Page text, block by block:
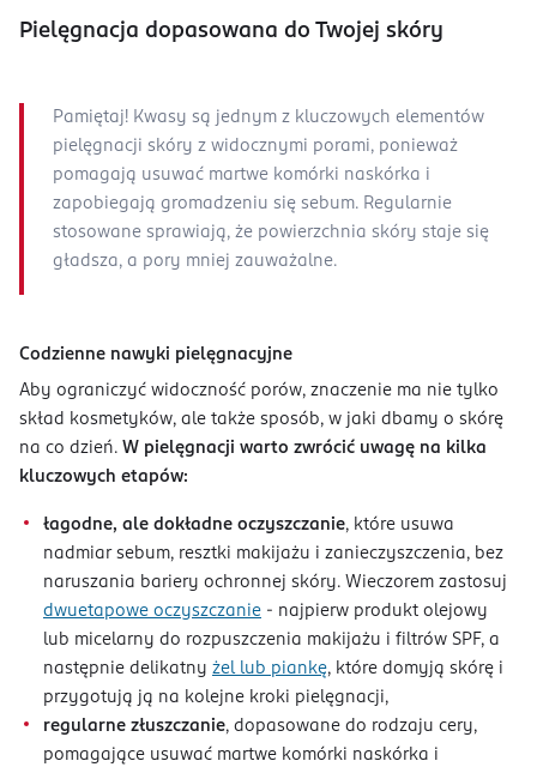
Pielęgnacja dopasowana do Twojej skóry
Pamiętaj! Kwasy są jednym z kluczowych elementów
pielęgnacji skóry z widocznymi porami, ponieważ
pomagają usuwać martwe komórki naskórka i
zapobiegają gromadzeniu się sebum. Regularnie
stosowane sprawiają, że powierzchnia skóry staje się
gładsza, a pory mniej zauważalne.
Codzienne nawyki pielęgnacyjne
Aby ograniczyć widoczność porów, znaczenie ma nie tylko
skład kosmetyków, ale także sposób, w jaki dbamy o skórę
na co dzień. W pielęgnacji warto zwrócić uwagę na kilka
kluczowych etapów:
łagodne, ale dokładne oczyszczanie, które usuwa
nadmiar sebum, resztki makijażu i zanieczyszczenia, bez
naruszania bariery ochronnej skóry. Wieczorem zastosuj
dwuetapowe oczyszczanie - najpierw produkt olejowy
lub micelarny do rozpuszczenia makijażu i filtrów SPF, a
następnie delikatny żel lub piankę, które domyją skórę i
przygotują ją na kolejne kroki pielęgnacji,
regularne złuszczanie, dopasowane do rodzaju cery,
pomagające usuwać martwe komórki naskórka i